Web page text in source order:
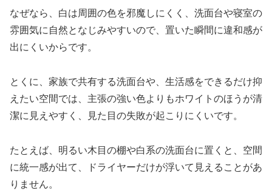
なぜなら、白は周囲の色を邪魔しにくく、洗面台や寝室の
雰囲気に自然となじみやすいので、置いた瞬間に違和感が
出にくいからです。
とくに、家族で共有する洗面台や、生活感をできるだけ抑
えたい空間では、主張の強い色よりもホワイトのほうが清
潔に見えやすく、見た目の失敗が起こりにくいです。
たとえば、明るい木目の棚や白系の洗面台に置くと、空間
に統一感が出て、ドライヤーだけが浮いて見えることがあ
りません。